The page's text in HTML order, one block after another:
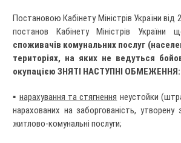
Постановою Кабінету Міністрів України
постанов Кабінету Міністрів
споживачів комунальних послуг
територіях, на яких не ведуться
окупацією ЗНЯТІ НАСТУПНІ ОБМЕЖЕННЯ:
▪ нарахування та стягнення неустойки
нарахованих на заборгованість,
житлово-комунальні послуги;